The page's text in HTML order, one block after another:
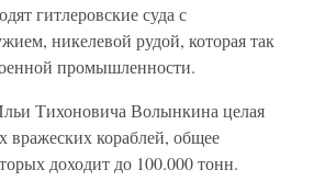
гитлеровские суда с
никелевой рудой, которая так
промышленности.
Тихоновича Волынкина целая
вражеских кораблей, общее
доходит до 100.000 тонн.